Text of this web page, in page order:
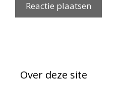
Over deze site